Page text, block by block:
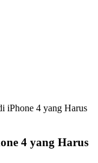
iPhone 4 yang Harus
4 yang Harus